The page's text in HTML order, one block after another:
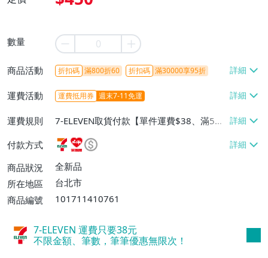
數量
商品活動 折扣碼 滿800折60 折扣碼 滿30000享95折
運費活動 運費抵用券 週末7-11免運
運費規則
7-ELEVEN取貨付款【單件運費$38、滿5件
或消費滿$1298免運費】、7-ELEVEN取貨
不付款【免運費】、萊爾富取貨付款【單件
運費$60、滿5件或消費滿$1298免運
費】、宅配/貨運【單件運費$120、滿5件
付款方式
商品狀況
全新品
所在地區
台北市
商品編號
101711410761
7-ELEVEN 運費只要38元
不限金額、筆數，筆筆優惠無限次！